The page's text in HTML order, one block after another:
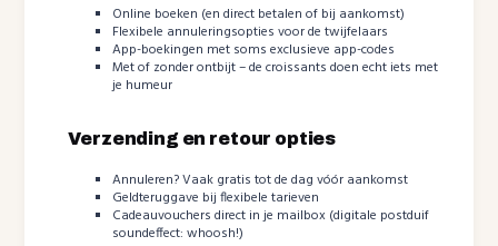
Online boeken (en direct betalen of bij aankomst)
Flexibele annuleringsopties voor de twijfelaars
App-boekingen met soms exclusieve app-codes
Met of zonder ontbijt – de croissants doen echt iets met
je humeur
Verzending en retour opties
Annuleren? Vaak gratis tot de dag vóór aankomst
Geldteruggave bij flexibele tarieven
Cadeauvouchers direct in je mailbox (digitale postduif
soundeffect: whoosh!)